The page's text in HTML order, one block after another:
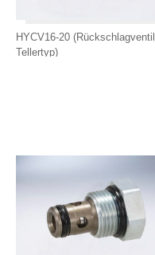
HYCV16-20 (Rückschlagventil,
Tellertyp)